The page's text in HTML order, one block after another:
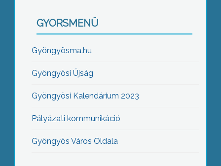
GYORSMENÜ
Gyöngyösma.hu
Gyöngyösi Újság
Gyöngyösi Kalendárium 2023
Pályázati kommunikáció
Gyöngyös Város Oldala